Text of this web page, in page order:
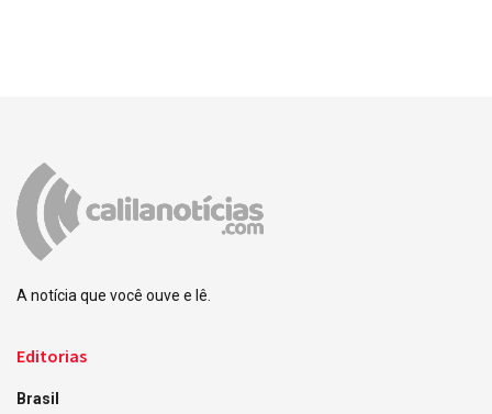
A notícia que você ouve e lê.
Editorias
Brasil